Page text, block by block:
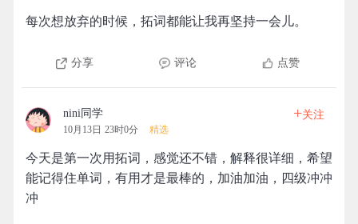
每次想放弃的时候，拓词都能让我再坚持一会儿。
分享 评论 点赞
nini同学
10月13日 23时0分 精选
+关注
今天是第一次用拓词，感觉还不错，解释很详细，希望
能记得住单词，有用才是最棒的，加油加油，四级冲冲
冲